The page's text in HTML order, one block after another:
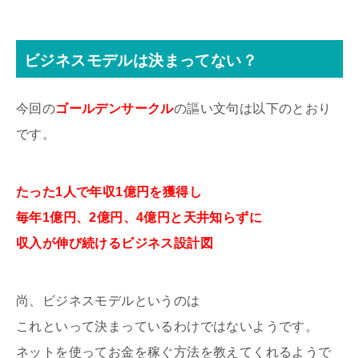
ビジネスモデルは決まってない？
今回のゴールデンサークルの謳い文句は以下のとおり
です。
たった1人で年収1億円を獲得し
毎年1億円、2億円、4億円と天井知らずに
収入が伸び続けるビジネス設計図
尚、ビジネスモデルというのは
これといって決まっているわけではないようです。
ネットを使ってお金を稼ぐ方法を教えてくれるようで